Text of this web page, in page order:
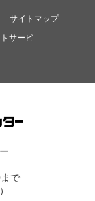
サイトマップ
サービ
で